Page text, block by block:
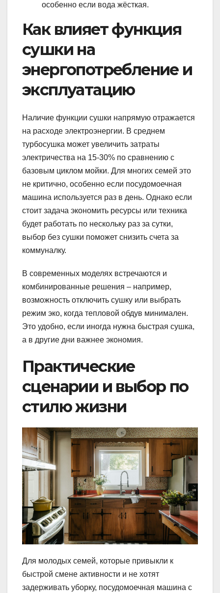
особенно если вода жёсткая.
Как влияет функция
сушки на
энергопотребление и
эксплуатацию
Наличие функции сушки напрямую отражается
на расходе электроэнергии. В среднем
турбосушка может увеличить затраты
электричества на 15-30% по сравнению с
базовым циклом мойки. Для многих семей это
не критично, особенно если посудомоечная
машина используется раз в день. Однако если
стоит задача экономить ресурсы или техника
будет работать по нескольку раз за сутки,
выбор без сушки поможет снизить счета за
коммуналку.
В современных моделях встречаются и
комбинированные решения – например,
возможность отключить сушку или выбрать
режим эко, когда тепловой обдув минимален.
Это удобно, если иногда нужна быстрая сушка,
а в другие дни важнее экономия.
Практические
сценарии и выбор по
стилю жизни
Для молодых семей, которые привыкли к
быстрой смене активности и не хотят
задерживать уборку, посудомоечная машина с